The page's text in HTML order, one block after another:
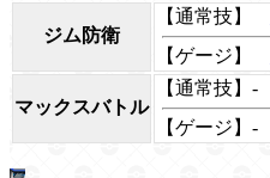
ジム防衛
【通常技】
【ゲージ】
マックスバトル
【通常技】-
【ゲージ】-